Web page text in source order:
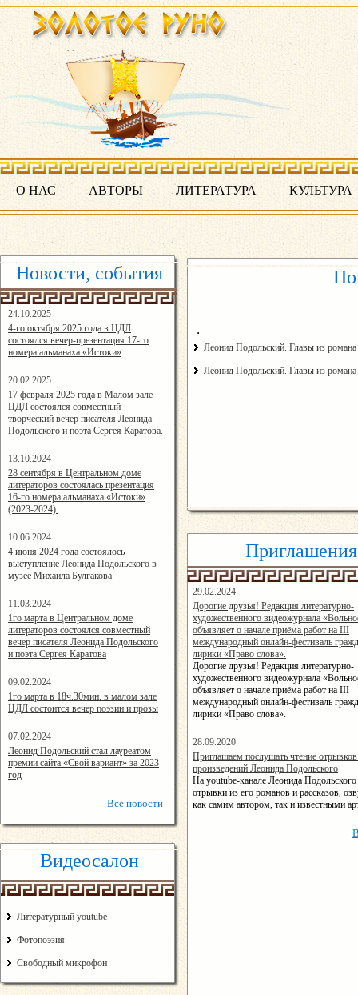
О НАС АВТОРЫ ЛИТЕРАТУРА КУЛЬТУРА
Новости, события
24.10.2025
16:19:07
4-го октября 2025 года в ЦДЛ
состоялся вечер-презентация 17-го
номера альманаха «Истоки»
20.02.2025
14:24:00
17 февраля 2025 года в Малом зале
ЦДЛ состоялся совместный
творческий вечер писателя Леонида
Подольского и поэта Сергея Каратова.
13.10.2024
14:08:11
28 сентября в Центральном доме
литераторов состоялась презентация
16-го номера альманаха «Истоки»
(2023-2024).
10.06.2024
15:02:44
4 июня 2024 года состоялось
выступление Леонида Подольского в
музее Михаила Булгакова
11.03.2024
15:06:16
1го марта в Центральном доме
литераторов состоялся совместный
вечер писателя Леонида Подольского
и поэта Сергея Каратова
09.02.2024
16:55:11
1го марта в 18ч.30мин. в малом зале
ЦДЛ состоится вечер поэзии и прозы
07.02.2024
17:24:00
Леонид Подольский стал лауреатом
премии сайта «Свой вариант» за 2023
год
Все новости
Видеосалон
Литературный youtube
Фотопоэзия
Свободный микрофон
.
Леонид Подольский. Главы из
Леонид Подольский. Главы из
Приглашения
29.02.2024
15:53:07
Дорогие друзья! Редакция литературно-
художественного видеожурнала
объявляет о начале приёма работ на III
международный онлайн-фестиваль
лирики «Право слова».
Дорогие друзья! Редакция литературно-
художественного видеожурнала
объявляет о начале приёма работ на III
международный онлайн-фестиваль
лирики «Право слова».
28.09.2020
14:22:10
Приглашаем послушать чтение
произведений Леонида Подольского
На youtube-канале Леонида
отрывки из его романов и рассказов,
как самим автором, так и известными